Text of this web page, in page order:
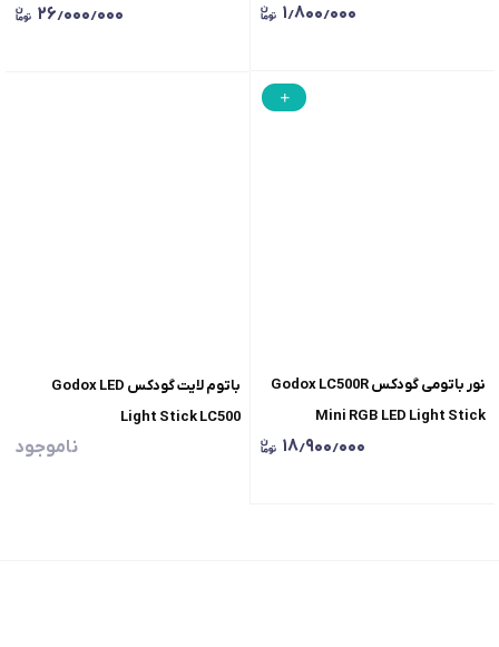
۱٫۸۰۰٫۰۰۰ ۲۶٫۰۰۰٫۰۰۰
نور باتومی گودکس Godox LC500R
Mini RGB LED Light Stick
۱۸٫۹۰۰٫۰۰۰
باتوم لایت گودکس Godox LED
Light Stick LC500
ناموجود